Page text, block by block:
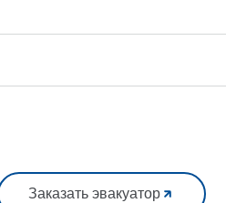
Заказать эвакуатор